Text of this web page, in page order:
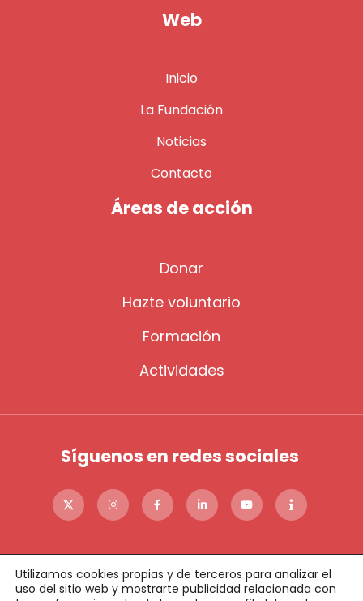
Web
Inicio
La Fundación
Noticias
Contacto
Áreas de acción
Donar
Hazte voluntario
Formación
Actividades
Síguenos en redes sociales
Utilizamos cookies propias y de terceros para analizar el
uso del sitio web y mostrarte publicidad relacionada con